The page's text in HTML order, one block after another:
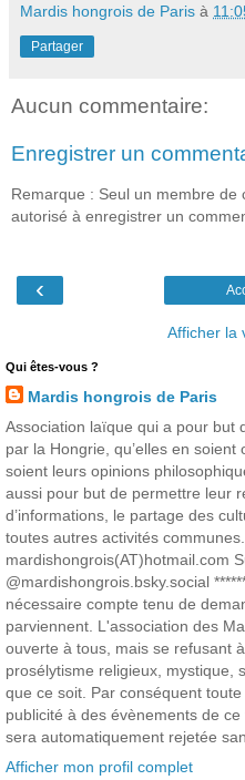
Mardis hongrois de Paris à
Partager
Aucun commentaire:
Enregistrer un
Remarque : Seul un membre de
autorisé à enregistrer un
‹
Afficher la
Qui êtes-vous ?
Mardis hongrois de Paris
Association laïque qui a pour but
par la Hongrie, qu’elles en
soient leurs opinions
aussi pour but de permettre leur
d’informations, le partage des
toutes autres activités
mardishongrois(AT)hotmail.com
@mardishongrois.bsky.social
nécessaire compte tenu de
parviennent. L'association des
ouverte à tous, mais se refusant
prosélytisme religieux, mystique,
que ce soit. Par conséquent
publicité à des évènements de
sera automatiquement rejetée
Afficher mon profil complet